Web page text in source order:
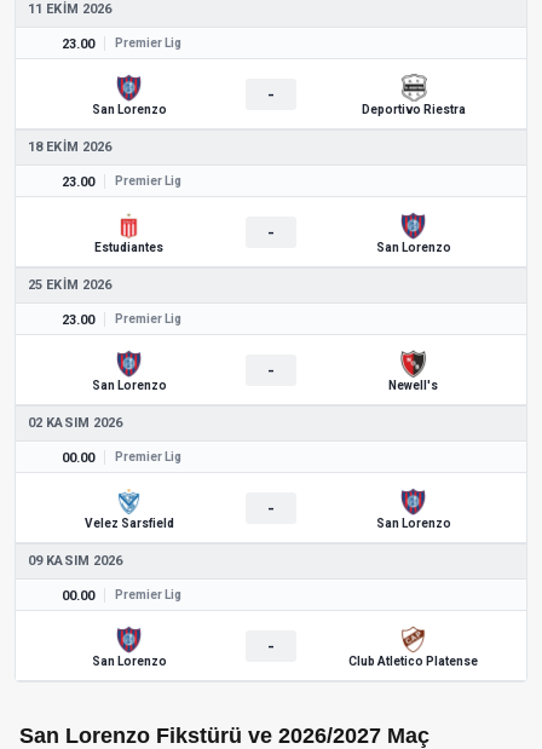
11 EKIM 2026
23.00 Premier Lig
San Lorenzo
-
Deportivo Riestra
18 EKIM 2026
23.00 Premier Lig
Estudiantes
-
San Lorenzo
25 EKIM 2026
23.00 Premier Lig
San Lorenzo
-
Newell's
02 KASIM 2026
00.00 Premier Lig
Velez Sarsfield
-
San Lorenzo
09 KASIM 2026
00.00 Premier Lig
San Lorenzo
-
Club Atletico Platense
San Lorenzo Fikstürü ve 2026/2027 Maç